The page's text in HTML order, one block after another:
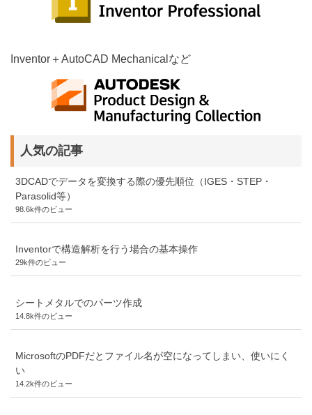
Inventor＋AutoCAD Mechanicalなど
人気の記事
3DCADでデータを変換する際の優先順位（IGES・STEP・
Parasolid等）
98.6k件のビュー
Inventorで構造解析を行う場合の基本操作
29k件のビュー
シートメタルでのパーツ作成
14.8k件のビュー
MicrosoftのPDFだとファイル名が空になってしまい、使いにく
い
14.2k件のビュー